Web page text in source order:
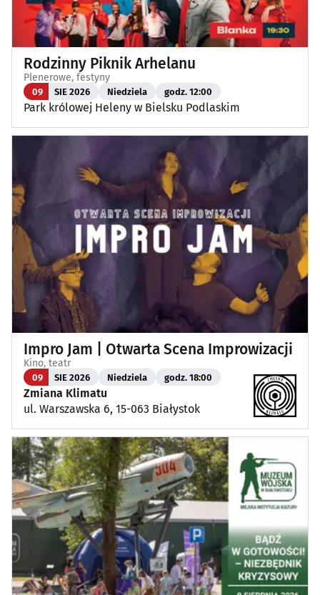
Rodzinny Piknik Arhelanu
Plenerowe, festyny
09 SIE 2026 Niedziela godz. 12:00
Park królowej Heleny w Bielsku Podlaskim
Impro Jam | Otwarta Scena Improwizacji
Kino, teatr
09 SIE 2026 Niedziela godz. 18:00
Zmiana Klimatu
ul. Warszawska 6, 15-063 Białystok